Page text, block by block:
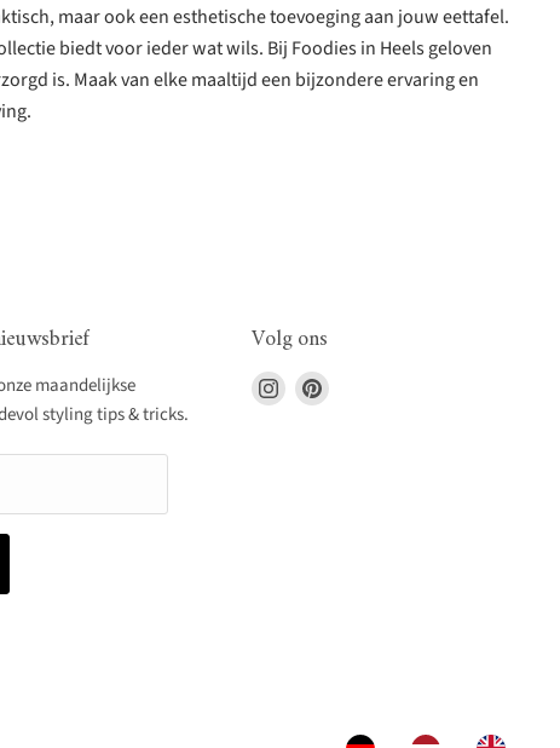
maar ook een esthetische toevoeging aan jouw eettafel.
biedt voor ieder wat wils. Bij Foodies in Heels geloven
is. Maak van elke maaltijd een bijzondere ervaring en
maandelijkse
styling tips & tricks.
Volg ons
Vind
ons
Vind